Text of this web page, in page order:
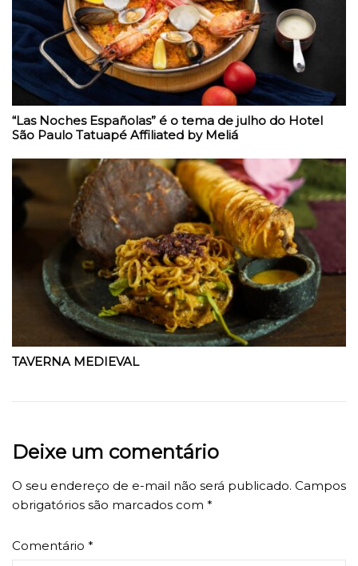
“Las Noches Españolas” é o tema de julho do Hotel
São Paulo Tatuapé Affiliated by Meliá
TAVERNA MEDIEVAL
Deixe um comentário
O seu endereço de e-mail não será publicado. Campos
obrigatórios são marcados com *
Comentário *